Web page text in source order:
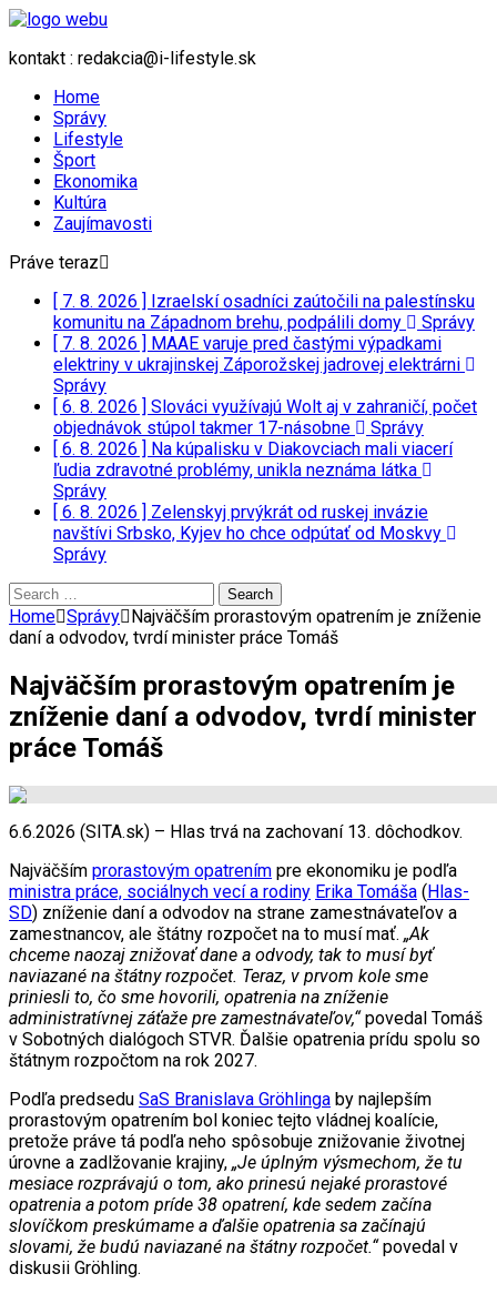
kontakt : redakcia@i-lifestyle.sk
Home
Správy
Lifestyle
Šport
Ekonomika
Kultúra
Zaujímavosti
Práve teraz
[ 7. 8. 2026 ] Izraelskí osadníci zaútočili na palestínsku
komunitu na Západnom brehu, podpálili domy
Správy
[ 7. 8. 2026 ] MAAE varuje pred častými výpadkami
elektriny v ukrajinskej Záporožskej jadrovej elektrárni
Správy
[ 6. 8. 2026 ] Slováci využívajú Wolt aj v zahraničí, počet
objednávok stúpol takmer 17-násobne
Správy
[ 6. 8. 2026 ] Na kúpalisku v Diakovciach mali viacerí
ľudia zdravotné problémy, unikla neznáma látka
Správy
[ 6. 8. 2026 ] Zelenskyj prvýkrát od ruskej invázie
navštívi Srbsko, Kyjev ho chce odpútať od Moskvy
Správy
Search
for:
Home Správy Najväčším prorastovým opatrením je zníženie
daní a odvodov, tvrdí minister práce Tomáš
Najväčším prorastovým opatrením je
zníženie daní a odvodov, tvrdí minister
práce Tomáš
6.6.2026 (SITA.sk) – Hlas trvá na zachovaní 13. dôchodkov.
Najväčším prorastovým opatrením pre ekonomiku je podľa
ministra práce, sociálnych vecí a rodiny Erika Tomáša (Hlas-
SD) zníženie daní a odvodov na strane zamestnávateľov a
zamestnancov, ale štátny rozpočet na to musí mať. „Ak
chceme naozaj znižovať dane a odvody, tak to musí byť
naviazané na štátny rozpočet. Teraz, v prvom kole sme
priniesli to, čo sme hovorili, opatrenia na zníženie
administratívnej záťaže pre zamestnávateľov,“povedal Tomáš
v Sobotných dialógoch STVR. Ďalšie opatrenia prídu spolu so
štátnym rozpočtom na rok 2027.
Podľa predsedu SaS Branislava Gröhlinga by najlepším
prorastovým opatrením bol koniec tejto vládnej koalície,
pretože práve tá podľa neho spôsobuje znižovanie životnej
úrovne a zadlžovanie krajiny, „Je úplným výsmechom, že tu
mesiace rozprávajú o tom, ako prinesú nejaké prorastové
opatrenia a potom príde 38 opatrení, kde sedem začína
slovíčkom preskúmame a ďalšie opatrenia sa začínajú
slovami, že budú naviazané na štátny rozpočet.“povedal v
diskusii Gröhling.